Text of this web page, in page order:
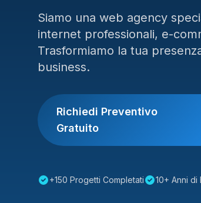
Siamo una web agency
internet professionali, e-
Trasformiamo la tua
business.
Richiedi Preventivo
Gratuito
+150 Progetti Completati 10+ Anni di